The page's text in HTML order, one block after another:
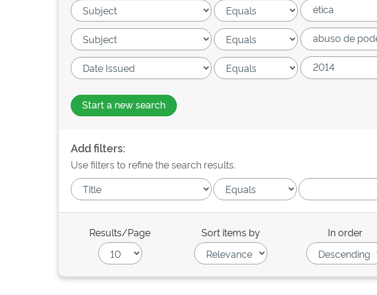
Start a new search
Add filters:
Use filters to refine the search results.
Results/Page Sort items by In order